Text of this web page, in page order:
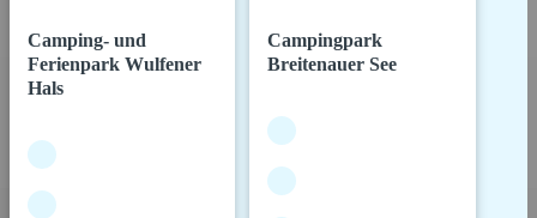
Camping- und
Ferienpark Wulfener
Hals
Campingpark
Breitenauer See